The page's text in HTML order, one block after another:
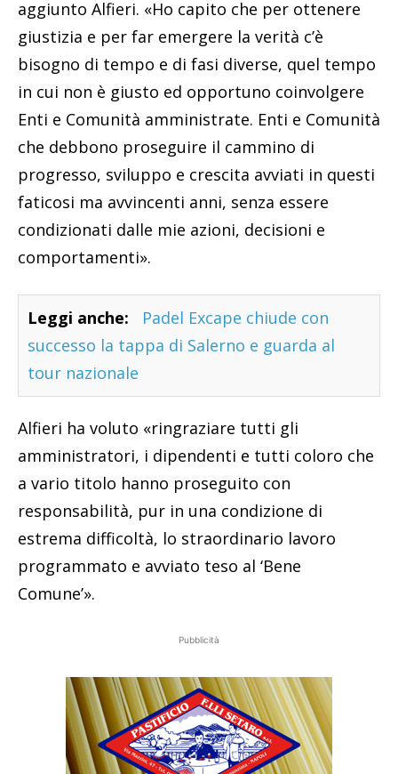
aggiunto Alfieri. «Ho capito che per ottenere
giustizia e per far emergere la verità c’è
bisogno di tempo e di fasi diverse, quel tempo
in cui non è giusto ed opportuno coinvolgere
Enti e Comunità amministrate. Enti e Comunità
che debbono proseguire il cammino di
progresso, sviluppo e crescita avviati in questi
faticosi ma avvincenti anni, senza essere
condizionati dalle mie azioni, decisioni e
comportamenti».
Leggi anche:
Padel Excape chiude con
successo la tappa di Salerno e guarda al
tour nazionale
Alfieri ha voluto «ringraziare tutti gli
amministratori, i dipendenti e tutti coloro che
a vario titolo hanno proseguito con
responsabilità, pur in una condizione di
estrema difficoltà, lo straordinario lavoro
programmato e avviato teso al ‘Bene
Comune’».
Pubblicità